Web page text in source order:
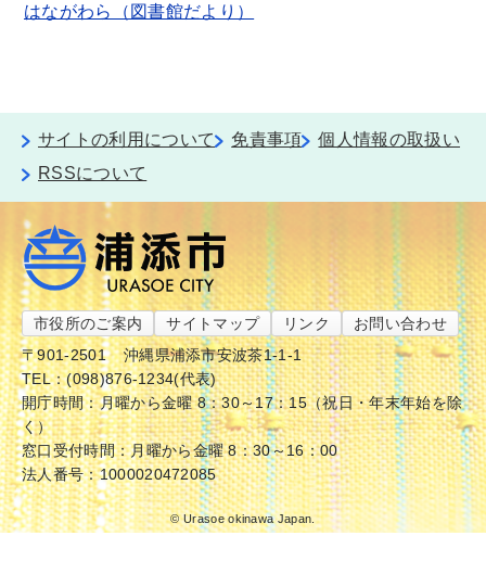
はながわら（図書館だより）
サイトの利用について 免責事項
個人情報の取扱い
RSSについて
市役所のご案内 サイトマップ リンク
お問い合わせ
〒901-2501
沖縄県浦添市安波茶1-1-1
TEL：(098)876-1234(代表)
開庁時間：月曜から金曜 8：30～17：15（祝日・年末年始を除
く）
窓口受付時間：月曜から金曜 8：30～16：00
法人番号：1000020472085
© Urasoe okinawa Japan.